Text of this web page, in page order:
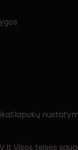
Slapukų
Visos teisės